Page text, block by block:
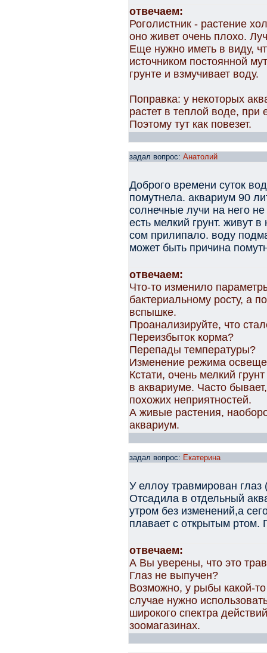
отвечаем:
Роголистник - растение
оно живет очень плохо.
Еще нужно иметь в виду,
источником постоянной
грунте и взмучивает воду.
Поправка: у некоторых
растет в теплой воде, при
Поэтому тут как повезет.
задал вопрос: Анатолий
Доброго времени суток
помутнела. аквариум 90
солнечные лучи на него
есть мелкий грунт. живут
сом прилипало. воду
может быть причина
отвечаем:
Что-то изменило
бактериальному росту, а
вспышке.
Проанализируйте, что
Переизбыток корма?
Перепады температуры?
Изменение режима
Кстати, очень мелкий
в аквариуме. Часто
похожих неприятностей.
А живые растения,
аквариум.
задал вопрос: Екатерина
У еллоу травмирован глаз
Отсадила в отдельный
утром без изменений,а
плавает с открытым ртом.
отвечаем:
А Вы уверены, что это
Глаз не выпучен?
Возможно, у рыбы какой-
случае нужно
широкого спектра
зоомагазинах.